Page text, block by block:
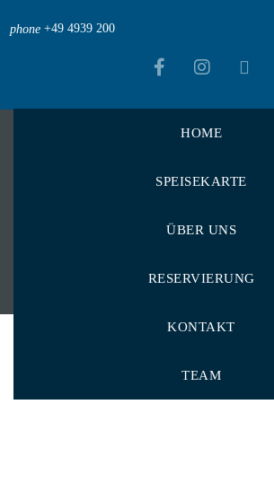
phone +49 4939 200
HOME
SPEISEKARTE
ÜBER UNS
RESERVIERUNG
KONTAKT
TEAM
Strandcafé Baltrum > Portfolios
Food